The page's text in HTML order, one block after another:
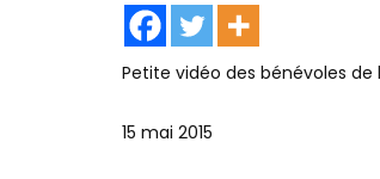
Petite vidéo des bénévoles de
15 mai 2015